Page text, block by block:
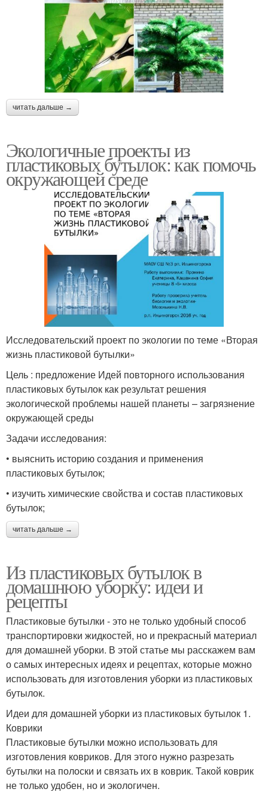
читать дальше →
Экологичные проекты из
пластиковых бутылок: как помочь
окружающей среде
Исследовательский проект по экологии по теме «Вторая
жизнь пластиковой бутылки»
Цель : предложение Идей повторного использования
пластиковых бутылок как результат решения
экологической проблемы нашей планеты – загрязнение
окружающей среды
Задачи исследования:
• выяснить историю создания и применения
пластиковых бутылок;
• изучить химические свойства и состав пластиковых
бутылок;
читать дальше →
Из пластиковых бутылок в
домашнюю уборку: идеи и
рецепты
Пластиковые бутылки - это не только удобный способ
транспортировки жидкостей, но и прекрасный материал
для домашней уборки. В этой статье мы расскажем вам
о самых интересных идеях и рецептах, которые можно
использовать для изготовления уборки из пластиковых
бутылок.
Идеи для домашней уборки из пластиковых бутылок 1.
Коврики
Пластиковые бутылки можно использовать для
изготовления ковриков. Для этого нужно разрезать
бутылки на полоски и связать их в коврик. Такой коврик
не только удобен, но и экологичен.